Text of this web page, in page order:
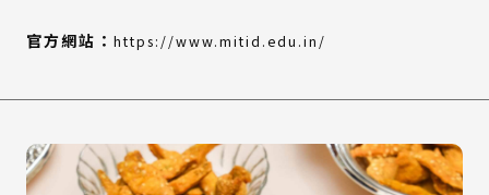
官方網站： https://www.mitid.edu.in/